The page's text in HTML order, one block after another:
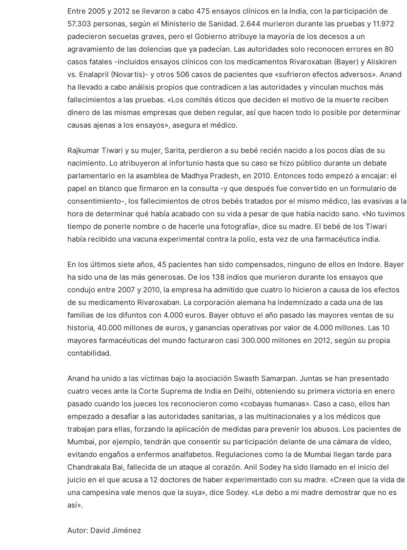
Entre 2005 y 2012 se llevaron a cabo 475 ensayos clínicos en la India, con la participación de
57.303 personas, según el Ministerio de Sanidad. 2.644 murieron durante las pruebas y 11.972
padecieron secuelas graves, pero el Gobierno atribuye la mayoría de los decesos a un
agravamiento de las dolencias que ya padecían. Las autoridades solo reconocen errores en 80
casos fatales -incluidos ensayos clínicos con los medicamentos Rivaroxaban (Bayer) y Aliskiren
vs. Enalapril (Novartis)- y otros 506 casos de pacientes que «sufrieron efectos adversos». Anand
ha llevado a cabo análisis propios que contradicen a las autoridades y vinculan muchos más
fallecimientos a las pruebas. «Los comités éticos que deciden el motivo de la muerte reciben
dinero de las mismas empresas que deben regular, así que hacen todo lo posible por determinar
causas ajenas a los ensayos», asegura el médico.
Rajkumar Tiwari y su mujer, Sarita, perdieron a su bebé recién nacido a los pocos días de su
nacimiento. Lo atribuyeron al infortunio hasta que su caso se hizo público durante un debate
parlamentario en la asamblea de Madhya Pradesh, en 2010. Entonces todo empezó a encajar: el
papel en blanco que firmaron en la consulta -y que después fue convertido en un formulario de
consentimiento-, los fallecimientos de otros bebés tratados por el mismo médico, las evasivas a la
hora de determinar qué había acabado con su vida a pesar de que había nacido sano. «No tuvimos
tiempo de ponerle nombre o de hacerle una fotografía», dice su madre. El bebé de los Tiwari
había recibido una vacuna experimental contra la polio, esta vez de una farmacéutica india.
En los últimos siete años, 45 pacientes han sido compensados, ninguno de ellos en Indore. Bayer
ha sido una de las más generosas. De los 138 indios que murieron durante los ensayos que
condujo entre 2007 y 2010, la empresa ha admitido que cuatro lo hicieron a causa de los efectos
de su medicamento Rivaroxaban. La corporación alemana ha indemnizado a cada una de las
familias de los difuntos con 4.000 euros. Bayer obtuvo el año pasado las mayores ventas de su
historia, 40.000 millones de euros, y ganancias operativas por valor de 4.000 millones. Las 10
mayores farmacéuticas del mundo facturaron casi 300.000 millones en 2012, según su propia
contabilidad.
Anand ha unido a las víctimas bajo la asociación Swasth Samarpan. Juntas se han presentado
cuatro veces ante la Corte Suprema de India en Delhi, obteniendo su primera victoria en enero
pasado cuando los jueces los reconocieron como «cobayas humanas». Caso a caso, ellos han
empezado a desafiar a las autoridades sanitarias, a las multinacionales y a los médicos que
trabajan para ellas, forzando la aplicación de medidas para prevenir los abusos. Los pacientes de
Mumbai, por ejemplo, tendrán que consentir su participación delante de una cámara de vídeo,
evitando engaños a enfermos analfabetos. Regulaciones como la de Mumbai llegan tarde para
Chandrakala Bai, fallecida de un ataque al corazón. Anil Sodey ha sido llamado en el inicio del
juicio en el que acusa a 12 doctores de haber experimentado con su madre. «Creen que la vida de
una campesina vale menos que la suya», dice Sodey. «Le debo a mi madre demostrar que no es
así».
Autor: David Jiménez